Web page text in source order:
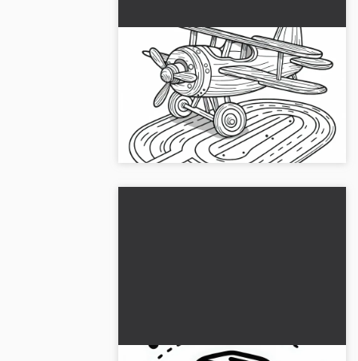
Puinen leikkilennokki on valmis
lähtöön - Ilmainen väritettävä
kuva
Luova värityskuva puulelu
lentokoneesta. Lataa nyt ilmaiseksi ja
väritä verkossa!...